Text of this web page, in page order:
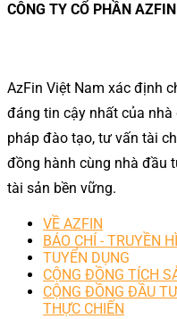
CÔNG TY CỔ PHẦN
AzFin Việt Nam xác định
đáng tin cậy nhất của
pháp đào tạo, tư vấn tài
đồng hành cùng nhà đầu
tài sản bền vững.
VỀ AZFIN
BÁO CHÍ - TRUYỀN
TUYỂN DỤNG
CỘNG ĐỒNG TÍCH
CỘNG ĐỒNG ĐẦU
THỰC CHIẾN